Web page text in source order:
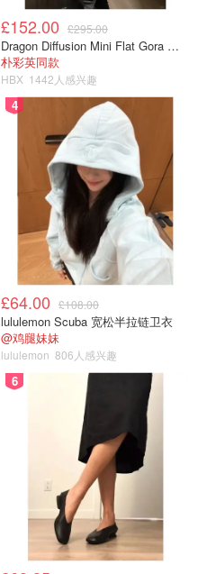
£152.00 £295.00
Dragon Diffusion Mini Flat Gora 深棕色手提包
朴彩英同款
HBX 1442人感兴趣
4
£64.00 £108.00
lululemon Scuba 宽松半拉链卫衣
@鸡腿妹妹
lululemon 806人感兴趣
6